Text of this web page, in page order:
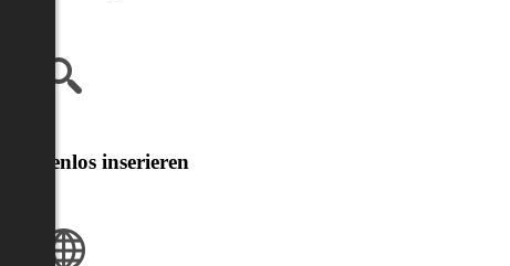
Kostenlos inserieren